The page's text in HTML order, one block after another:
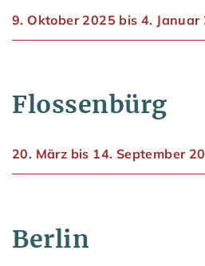
9. Oktober 2025 bis 4. Januar
Flossenbürg
20. März bis 14. September
Berlin